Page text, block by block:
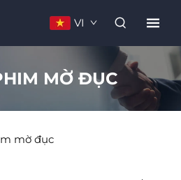
VI
MỜ ĐỤC
mờ đục